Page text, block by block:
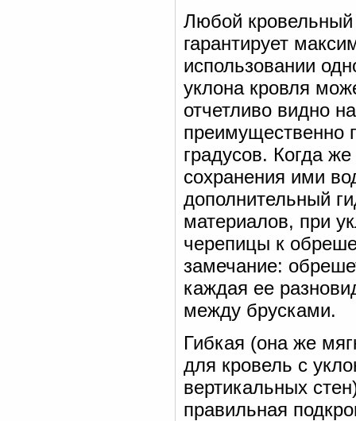
Любой кровельный
гарантирует
использовании
уклона кровля
отчетливо видно
преимущественно
градусов. Когда
сохранения ими
дополнительный
материалов, при
черепицы к
замечание:
каждая ее
между брусками.
Гибкая (она же
для кровель с
вертикальных
правильная